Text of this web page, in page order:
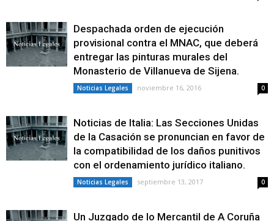
Despachada orden de ejecución
provisional contra el MNAC, que deberá
entregar las pinturas murales del
Monasterio de Villanueva de Sijena.
Noticias Legales noviembre 16, 2016 0
Noticias de Italia: Las Secciones Unidas
de la Casación se pronuncian en favor de
la compatibilidad de los daños punitivos
con el ordenamiento jurídico italiano.
Noticias Legales septiembre 13, 2017 0
Un Juzgado de lo Mercantil de A Coruña